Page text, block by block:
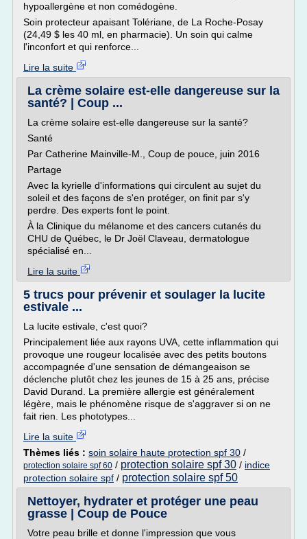
hypoallergène et non comédogène.
Soin protecteur apaisant Tolériane, de La Roche-Posay
(24,49 $ les 40 ml, en pharmacie). Un soin qui calme
l'inconfort et qui renforce...
Lire la suite
La crème solaire est-elle dangereuse sur la
santé? | Coup ...
La crème solaire est-elle dangereuse sur la santé?
Santé
Par Catherine Mainville-M., Coup de pouce, juin 2016
Partage
Avec la kyrielle d'informations qui circulent au sujet du
soleil et des façons de s'en protéger, on finit par s'y
perdre. Des experts font le point.
À la Clinique du mélanome et des cancers cutanés du
CHU de Québec, le Dr Joël Claveau, dermatologue
spécialisé en...
Lire la suite
5 trucs pour prévenir et soulager la lucite
estivale ...
La lucite estivale, c'est quoi?
Principalement liée aux rayons UVA, cette inflammation qui
provoque une rougeur localisée avec des petits boutons
accompagnée d'une sensation de démangeaison se
déclenche plutôt chez les jeunes de 15 à 25 ans, précise
David Durand. La première allergie est généralement
légère, mais le phénomène risque de s'aggraver si on ne
fait rien. Les phototypes...
Lire la suite
Thèmes liés : soin solaire haute protection spf 30 /
protection solaire spf 60 / protection solaire spf 30 / indice
protection solaire spf / protection solaire spf 50
Nettoyer, hydrater et protéger une peau
grasse | Coup de Pouce
Votre peau brille et donne l'impression que vous